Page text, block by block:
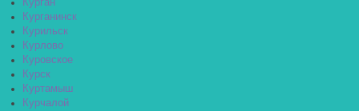
Курган
Курганинск
Курильск
Курлово
Куровское
Курск
Куртамыш
Курчалой